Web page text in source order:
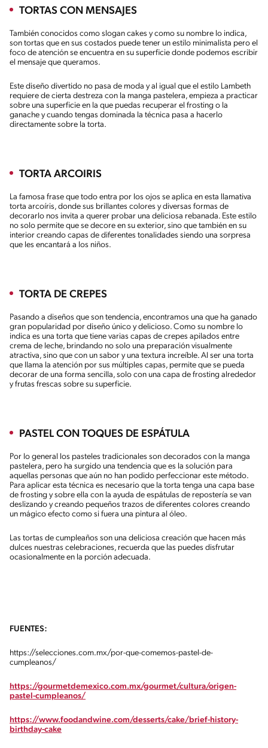
TORTAS CON MENSAJES
También conocidos como slogan cakes y como su nombre lo indica,
son tortas que en sus costados puede tener un estilo minimalista pero el
foco de atención se encuentra en su superficie donde podemos escribir
el mensaje que queramos.
Este diseño divertido no pasa de moda y al igual que el estilo Lambeth
requiere de cierta destreza con la manga pastelera, empieza a practicar
sobre una superficie en la que puedas recuperar el frosting o la
ganache y cuando tengas dominada la técnica pasa a hacerlo
directamente sobre la torta.
TORTA ARCOIRIS
La famosa frase que todo entra por los ojos se aplica en esta llamativa
torta arcoíris, donde sus brillantes colores y diversas formas de
decorarlo nos invita a querer probar una deliciosa rebanada. Este estilo
no solo permite que se decore en su exterior, sino que también en su
interior creando capas de diferentes tonalidades siendo una sorpresa
que les encantará a los niños.
TORTA DE CREPES
Pasando a diseños que son tendencia, encontramos una que ha ganado
gran popularidad por diseño único y delicioso. Como su nombre lo
indica es una torta que tiene varias capas de crepes apilados entre
crema de leche, brindando no solo una preparación visualmente
atractiva, sino que con un sabor y una textura increíble. Al ser una torta
que llama la atención por sus múltiples capas, permite que se pueda
decorar de una forma sencilla, solo con una capa de frosting alrededor
y frutas frescas sobre su superficie.
PASTEL CON TOQUES DE ESPÁTULA
Por lo general los pasteles tradicionales son decorados con la manga
pastelera, pero ha surgido una tendencia que es la solución para
aquellas personas que aún no han podido perfeccionar este método.
Para aplicar esta técnica es necesario que la torta tenga una capa base
de frosting y sobre ella con la ayuda de espátulas de repostería se van
deslizando y creando pequeños trazos de diferentes colores creando
un mágico efecto como si fuera una pintura al óleo.
Las tortas de cumpleaños son una deliciosa creación que hacen más
dulces nuestras celebraciones, recuerda que las puedes disfrutar
ocasionalmente en la porción adecuada.
FUENTES:
https://selecciones.com.mx/por-que-comemos-pastel-de-
cumpleanos/
https://gourmetdemexico.com.mx/gourmet/cultura/origen-
pastel-cumpleanos/
https://www.foodandwine.com/desserts/cake/brief-history-
birthday-cake